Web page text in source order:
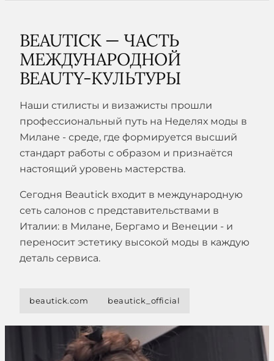
BEAUTICK — ЧАСТЬ
МЕЖДУНАРОДНОЙ
BEAUTY-КУЛЬТУРЫ
Наши стилисты и визажисты прошли
профессиональный путь на Неделях моды в
Милане - среде, где формируется высший
стандарт работы с образом и признаётся
настоящий уровень мастерства.
Сегодня Beautick входит в международную
сеть салонов с представительствами в
Италии: в Милане, Бергамо и Венеции - и
переносит эстетику высокой моды в каждую
деталь сервиса.
beautick.com beautick_official